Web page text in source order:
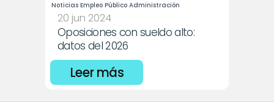
Noticias Empleo Público Administración
20 jun 2024
Oposiciones con sueldo alto:
datos del 2026
Leer más